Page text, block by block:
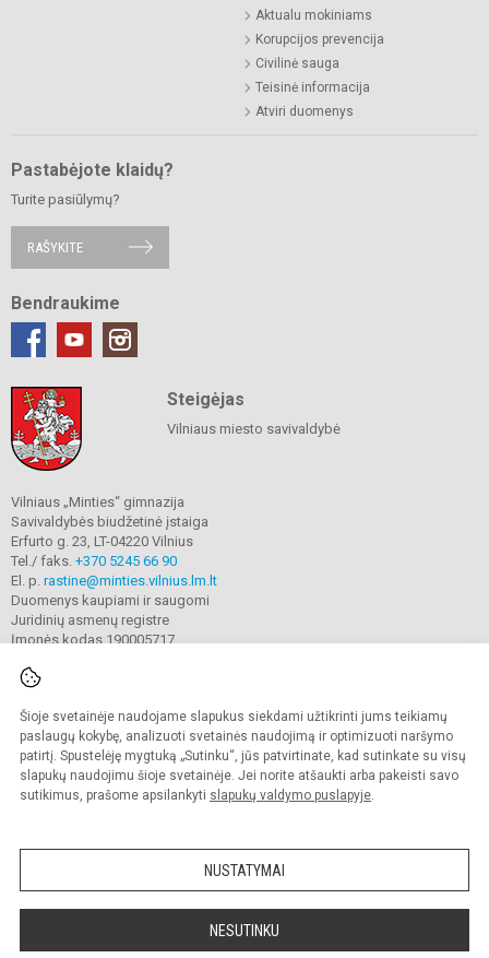
Šioje svetainėje naudojame slapukus siekdami užtikrinti jums teikiamų
paslaugų kokybę, analizuoti svetainės naudojimą ir optimizuoti naršymo
patirtį. Spustelėję mygtuką „Sutinku“, jūs patvirtinate, kad sutinkate su visų
slapukų naudojimu šioje svetainėje. Jei norite atšaukti arba pakeisti savo
sutikimus, prašome apsilankyti slapukų valdymo puslapyje.
NUSTATYMAI
NESUTINKU
Aktualu mokiniams
Korupcijos prevencija
Civilinė sauga
Teisinė informacija
Atviri duomenys
Pastabėjote klaidų?
Turite pasiūlymų?
RAŠYKITE
Bendraukime
Steigėjas
Vilniaus miesto savivaldybė
Vilniaus „Minties“ gimnazija
Savivaldybės biudžetinė įstaiga
Erfurto g. 23, LT-04220 Vilnius
Tel./ faks. +370 5245 66 90
El. p. rastine@minties.vilnius.lm.lt
Duomenys kaupiami ir saugomi
Juridinių asmenų registre
Įmonės kodas 190005717
© 2022. Vilniaus „Minties" gimnazija. Visos teisės saugomos.
Kopijuoti turinį be raštiško gimnazijos sutikimo griežtai draudžiama.
Prieinamumo paraiška Slapukų valdymas
Sumanus būdas atnaujinti